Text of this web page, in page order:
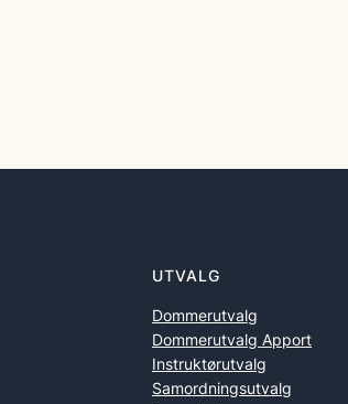
UTVALG
Dommerutvalg
Dommerutvalg Apport
Instruktørutvalg
Samordningsutvalg